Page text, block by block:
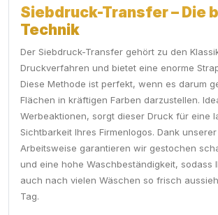
Siebdruck-Transfer – Die
Technik
Der Siebdruck-Transfer gehört zu den
Druckverfahren und bietet eine enorme
Diese Methode ist perfekt, wenn es darum
Flächen in kräftigen Farben darzustellen.
Werbeaktionen, sorgt dieser Druck für eine
Sichtbarkeit Ihres Firmenlogos. Dank
Arbeitsweise garantieren wir gestochen
und eine hohe Waschbeständigkeit, sodass
auch nach vielen Wäschen so frisch
Tag.